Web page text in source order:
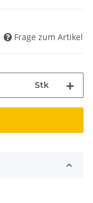
Frage zum Artikel
Stk